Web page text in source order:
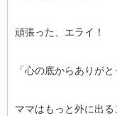
頑張った、エライ！
「心の底からありがと
ママはもっと外に出る